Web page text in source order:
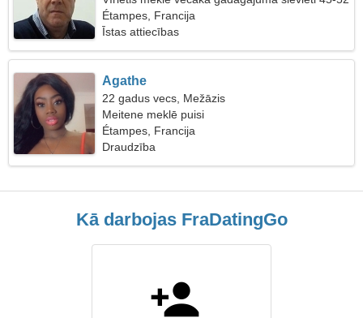
Étampes, Francija
Īstas attiecības
Agathe
22 gadus vecs, Mežāzis
Meitene meklē puisi
Étampes, Francija
Draudzība
Kā darbojas FraDatingGo